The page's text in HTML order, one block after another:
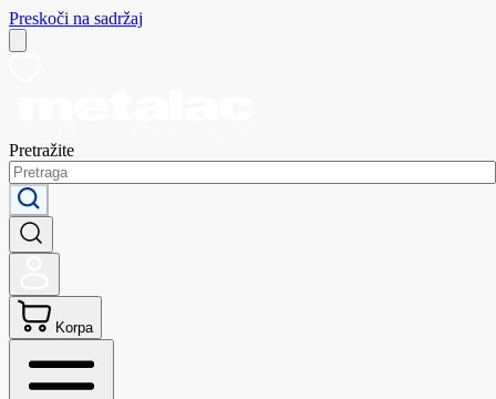
Preskoči na sadržaj
Pretražite
Korpa